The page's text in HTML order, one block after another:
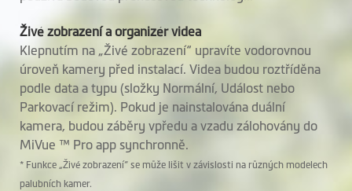
Vestavěný
Superkapacitor
Software
Zálohování videa
Hlasové příkazy
Živé zobrazení a organizér videa
Klepnutím na „Živé zobrazení“ upravíte vodorovnou
úroveň kamery před instalací. Videa budou roztříděna
podle data a typu (složky Normální, Událost nebo
Parkovací režim). Pokud je nainstalována duální
kamera, budou záběry vpředu a vzadu zálohovány do
MiVue ™ Pro app synchronně.
* Funkce „Živé zobrazení“ se může lišit v závislosti na různých modelech
palubních kamer.